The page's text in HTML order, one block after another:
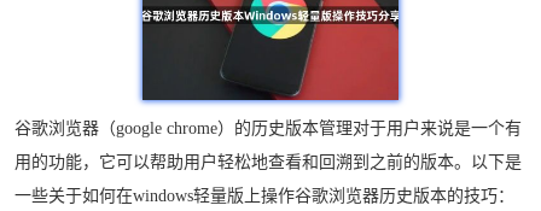
谷歌浏览器（google chrome）的历史版本管理对于用户来说是一个有
用的功能，它可以帮助用户轻松地查看和回溯到之前的版本。以下是
一些关于如何在windows轻量版上操作谷歌浏览器历史版本的技巧：